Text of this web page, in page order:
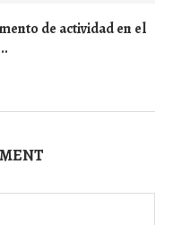
de actividad en el